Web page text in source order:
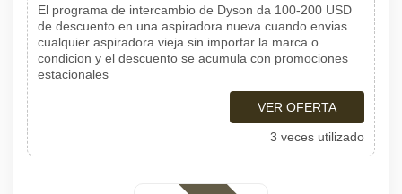
El programa de intercambio de Dyson da 100-200 USD
de descuento en una aspiradora nueva cuando envias
cualquier aspiradora vieja sin importar la marca o
condicion y el descuento se acumula con promociones
estacionales
VER OFERTA
3 veces utilizado